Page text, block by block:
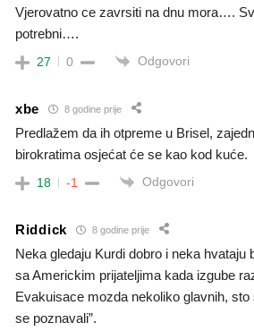
Vjerovatno ce zavrsiti na dnu mora….
potrebni….
27 0 Odgovori
xbe 8 godine prije
Predlažem da ih otpreme u Brisel,
birokratima osjećat će se kao kod kuće.
18 -1 Odgovori
Riddick 8 godine prije
Neka gledaju Kurdi dobro i neka hvataju
sa Americkim prijateljima kada izgube
Evakuisace mozda nekoliko glavnih, sto
se poznavali”.